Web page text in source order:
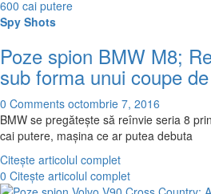
Spy Shots
Poze spion BMW M8;
sub forma unui coupe
0 Comments octombrie 7, 2016
BMW se pregăteşte să reînvie seria 8
cai putere, maşina ce ar putea debuta
Citește articolul complet
0 Citește articolul complet